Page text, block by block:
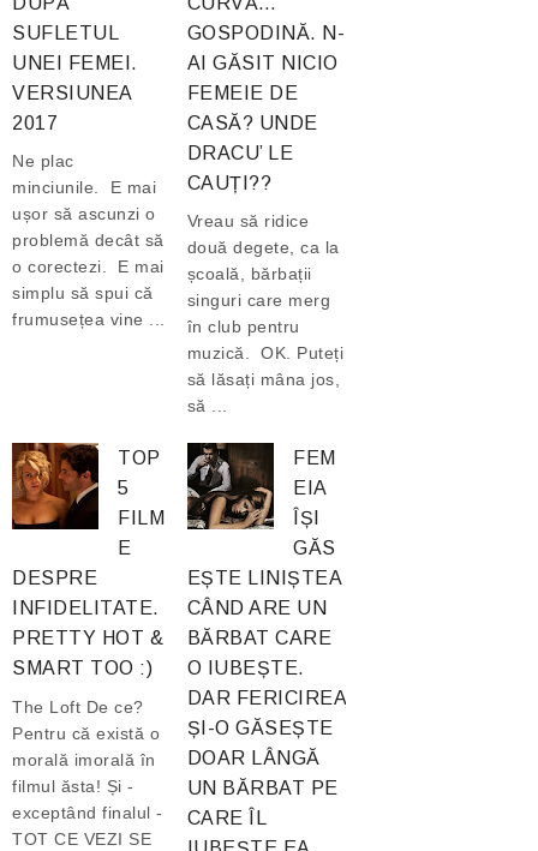
SUFLETUL
UNEI FEMEI.
VERSIUNEA
2017
Ne plac
minciunile. E mai
ușor să ascunzi o
problemă decât să
o corectezi. E mai
simplu să spui că
frumusețea vine ...
GOSPODINĂ. N-
AI GĂSIT NICIO
FEMEIE DE
CASĂ? UNDE
DRACU’ LE
CAUȚI??
Vreau să ridice
două degete, ca la
școală, bărbații
singuri care merg
în club pentru
muzică. OK. Puteți
să lăsați mâna jos,
să ...
TOP
5
FILM
E
DESPRE
INFIDELITATE.
PRETTY HOT &
SMART TOO :)
The Loft De ce?
Pentru că există o
morală imorală în
filmul ăsta! Și -
exceptând finalul -
TOT CE VEZI SE
FEM
EIA
ÎȘI
GĂS
EȘTE LINIȘTEA
CÂND ARE UN
BĂRBAT CARE
O IUBEȘTE.
DAR FERICIREA
ȘI-O GĂSEȘTE
DOAR LÂNGĂ
UN BĂRBAT PE
CARE ÎL